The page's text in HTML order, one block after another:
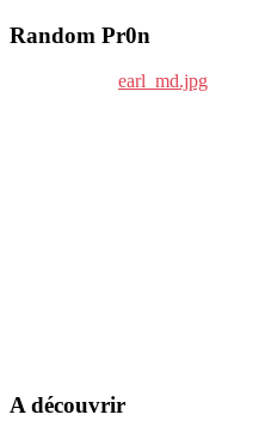
Random Pr0n
A découvrir